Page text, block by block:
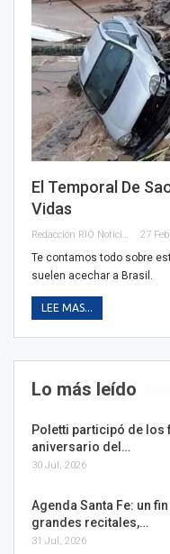
El Temporal De
Vidas
Redacción RIO Noticias 27
Te contamos todo sobre
suelen acechar a Brasil.
LEE MAS...
Lo más leído
Poletti participó de los
aniversario del…
30 Jul, 2026
Agenda Santa Fe: un
grandes recitales,…
31 Jul, 2026